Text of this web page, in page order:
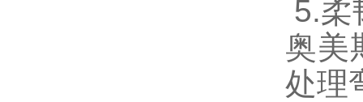
5.柔
奥美
处理